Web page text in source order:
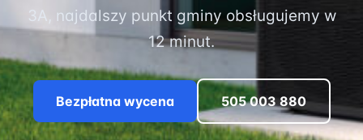
3A, najdalszy punkt gminy obsługujemy w
12 minut.
Bezpłatna wycena 505 003 880